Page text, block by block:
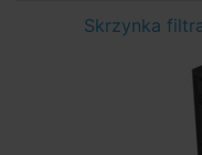
Skrzynka